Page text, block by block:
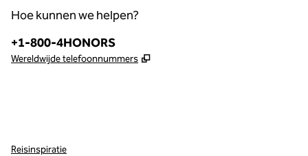
Hoe kunnen we helpen?
Telefoon:
+1-800-4HONORS
Wereldwijde telefoonnummers ,
Reisinspiratie